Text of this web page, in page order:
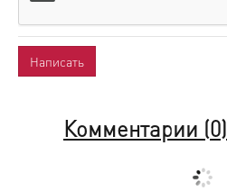
Комментарии (0)